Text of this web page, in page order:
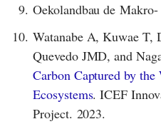
9. Oekolandbau de
10. Watanabe A, Kuwae T,
Quevedo JMD, and
Carbon Captured by the
Ecosystems. ICEF
Project. 2023.